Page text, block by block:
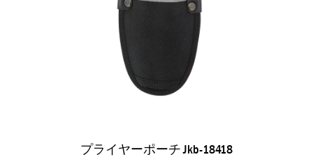
プライヤーポーチ Jkb-18418